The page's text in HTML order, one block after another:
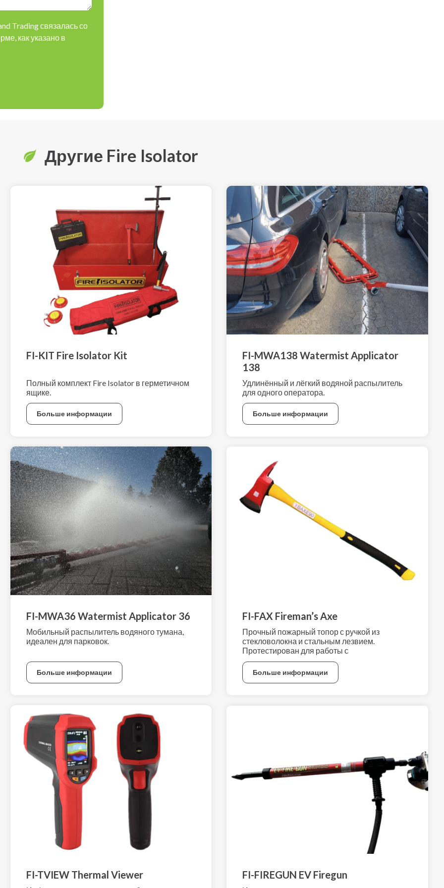
Trading связалась со
как указано в
Другие Fire Isolator
FI-KIT Fire Isolator Kit
Полный комплект Fire Isolator в герметичном
ящике.
Больше информации
FI-MWA138 Watermist Applicator
138
Удлинённый и лёгкий водяной распылитель
для одного оператора.
Больше информации
FI-MWA36 Watermist Applicator 36
Мобильный распылитель водяного тумана,
идеален для парковок.
Больше информации
FI-FAX Fireman’s Axe
Прочный пожарный топор с ручкой из
стекловолокна и стальным лезвием.
Протестирован для работы с
электромобилями.
Больше информации
FI-TVIEW Thermal Viewer FI-FIREGUN EV Firegun